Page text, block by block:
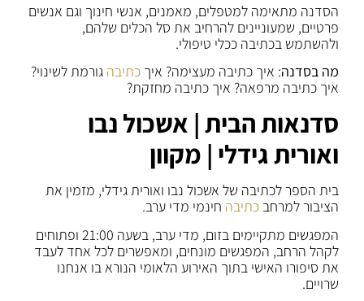
הסדנה מתאימה למטפלים, מאמנים, אנשי חינוך וגם אנשים
פרטיים, שמעוניינים להרחיב את סל הכלים שלהם,
ולהשתמש בכתיבה ככלי טיפולי.
מה בסדנה: איך כתיבה מעצימה? איךכתיבה גורמת לשינוי?
איך כתיבה מרפאה? איך כתיבה מחזקת?
סדנאות הבית | אשכול נבו
ואורית גידלי | מקוון
בית הספר לכתיבה של אשכול נבו ואורית גידלי, מזמין את
הציבור למרחבכתיבה חינמי מדי ערב.
המפגשים מתקיימים בזום, מדי ערב, בשעה 21:00 ופתוחים
לקהל הרחב, המפגשים מונחים, ומאפשרים לכל אחד לעבד
את סיפורו האישי בתוך האירוע הלאומי הנורא בו אנחנו
שרויים.